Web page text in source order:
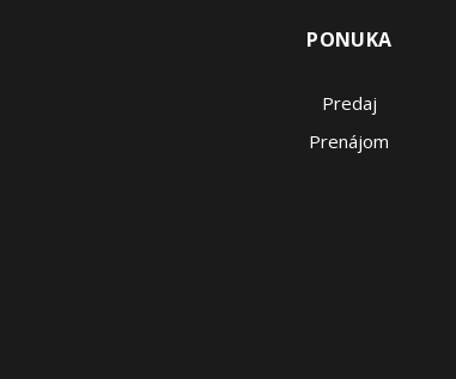
PONUKA
Predaj
Prenájom